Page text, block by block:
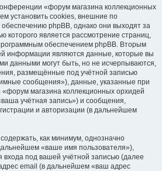
«форум магазина коллекционных
установить cookies, внешние по
phpBB, однако они выходят за
которого является рассмотрение страниц,
обеспечением phpBB. Вторым
информации являются данные, которые вы
данными могут быть, но не исчерпываются,
размещённые под учётной записью
сообщения»), данные, указанные при
магазина коллекционных орхидей
учётная запись») и сообщения,
и авторизации (в дальнейшем
как минимум, однозначно
«ваше имя пользователя»),
под вашей учётной записью (далее
email (в дальнейшем «ваш адрес